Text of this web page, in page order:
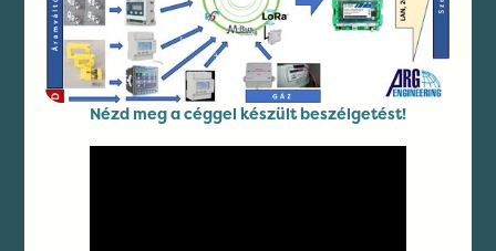
Nézd meg a céggel készült beszélgetést!